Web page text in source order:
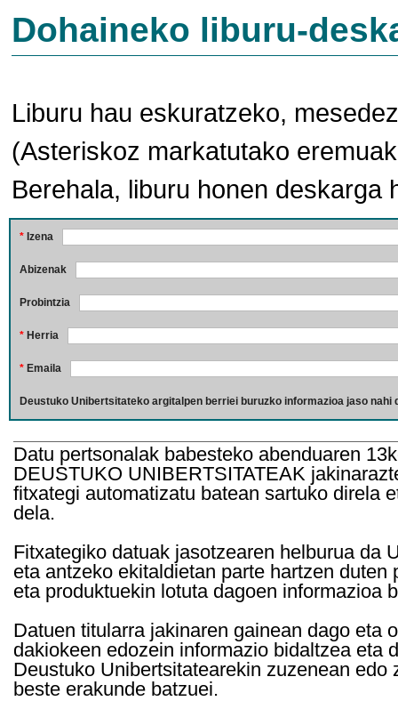
Dohaineko liburu-
Liburu hau eskuratzeko,
(Asteriskoz markatutako
Berehala, liburu honen deskarga
* Izena
Abizenak
Probintzia
* Herria
* Emaila
Deustuko Unibertsitateko argitalpen berriei buruzko informazioa jaso nahi
Datu pertsonalak babesteko abenduaren
DEUSTUKO UNIBERTSITATEAK
fitxategi automatizatu batean sartuko direla
dela.
Fitxategiko datuak jasotzearen helburua da
eta antzeko ekitaldietan parte hartzen
eta produktuekin lotuta dagoen informazioa
Datuen titularra jakinaren gainean dago eta
dakiokeen edozein informazio bidaltzea eta
Deustuko Unibertsitatearekin zuzenean
beste erakunde batzuei.